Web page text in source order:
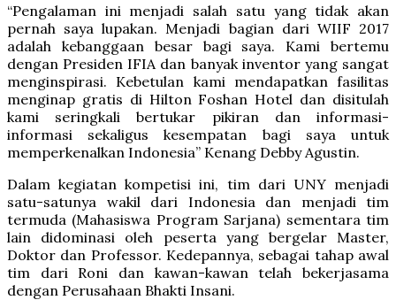
“Pengalaman ini menjadi salah satu yang tidak akan
pernah saya lupakan. Menjadi bagian dari WIIF 2017
adalah kebanggaan besar bagi saya. Kami bertemu
dengan Presiden IFIA dan banyak inventor yang sangat
menginspirasi. Kebetulan kami mendapatkan fasilitas
menginap gratis di Hilton Foshan Hotel dan disitulah
kami seringkali bertukar pikiran dan informasi-
informasi sekaligus kesempatan bagi saya untuk
memperkenalkan Indonesia” Kenang Debby Agustin.
Dalam kegiatan kompetisi ini, tim dari UNY menjadi
satu-satunya wakil dari Indonesia dan menjadi tim
termuda (Mahasiswa Program Sarjana) sementara tim
lain didominasi oleh peserta yang bergelar Master,
Doktor dan Professor. Kedepannya, sebagai tahap awal
tim dari Roni dan kawan-kawan telah bekerjasama
dengan Perusahaan Bhakti Insani.